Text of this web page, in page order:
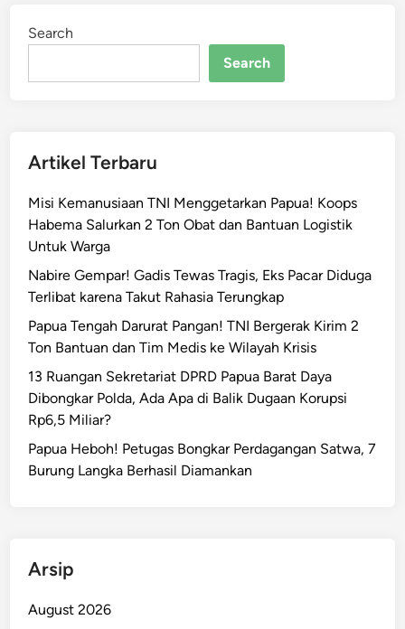
Search
Search
Artikel Terbaru
Misi Kemanusiaan TNI Menggetarkan Papua! Koops
Habema Salurkan 2 Ton Obat dan Bantuan Logistik
Untuk Warga
Nabire Gempar! Gadis Tewas Tragis, Eks Pacar Diduga
Terlibat karena Takut Rahasia Terungkap
Papua Tengah Darurat Pangan! TNI Bergerak Kirim 2
Ton Bantuan dan Tim Medis ke Wilayah Krisis
13 Ruangan Sekretariat DPRD Papua Barat Daya
Dibongkar Polda, Ada Apa di Balik Dugaan Korupsi
Rp6,5 Miliar?
Papua Heboh! Petugas Bongkar Perdagangan Satwa, 7
Burung Langka Berhasil Diamankan
Arsip
August 2026